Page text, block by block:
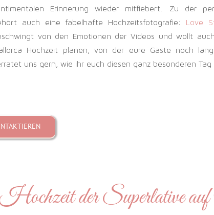
Erinnerung wieder mitfiebert. Zu der
auch eine fabelhafte Hochzeitsfotografie: Love
von den Emotionen der Videos und wollt
Hochzeit planen, von der eure Gäste noch
uns gern, wie ihr euch diesen ganz besonderen Tag
Hochzeit der Superlative